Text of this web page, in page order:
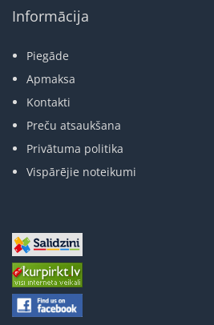
Informācija
Piegāde
Apmaksa
Kontakti
Preču atsaukšana
Privātuma politika
Vispārējie noteikumi